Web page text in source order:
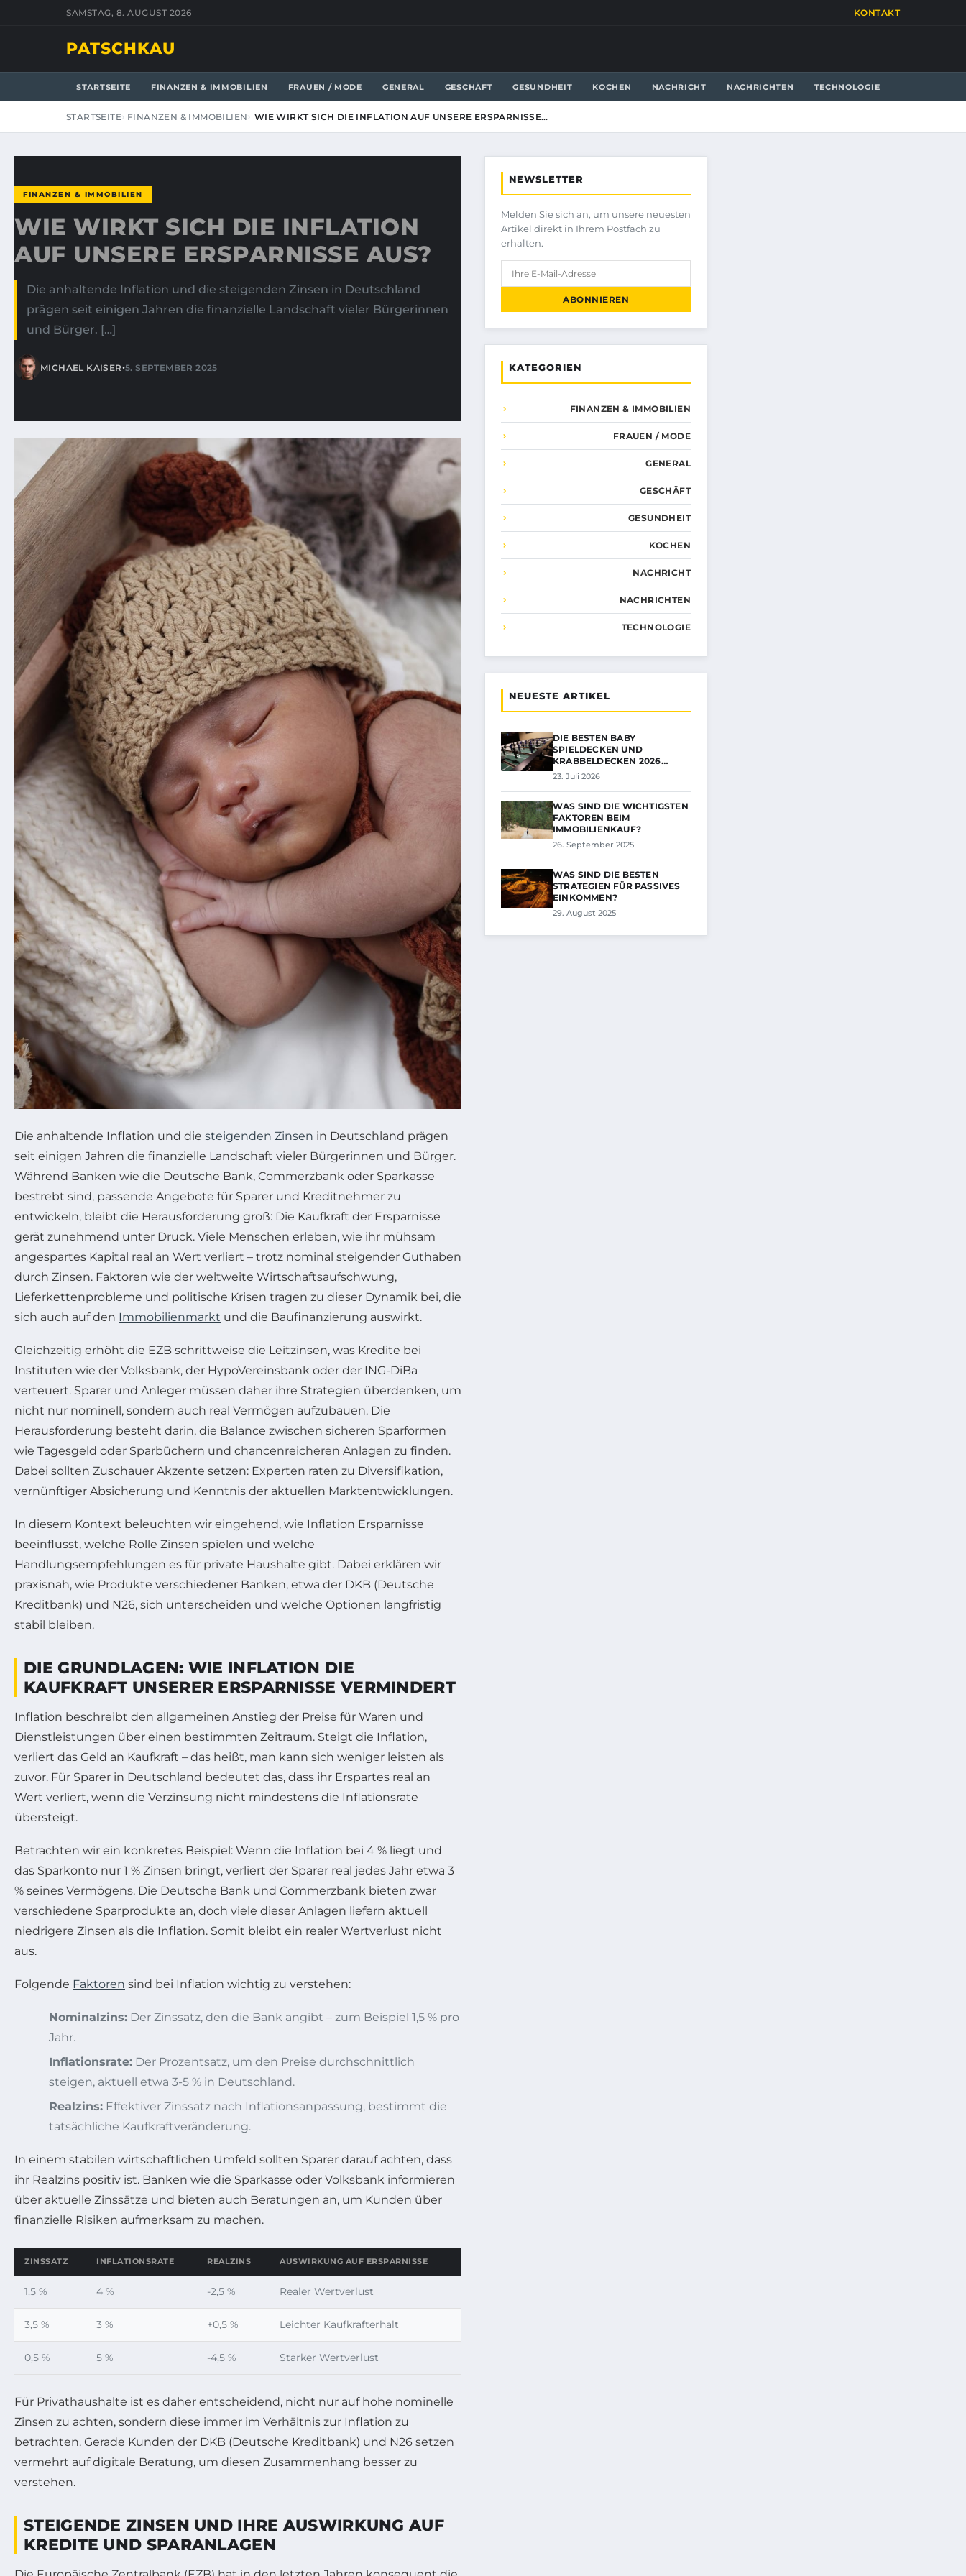
SAMSTAG, 8. AUGUST 2026 KONTAKT
PATSCHKAU
STARTSEITE FINANZEN & IMMOBILIEN FRAUEN / MODE GENERAL GESCHÄFT GESUNDHEIT KOCHEN NACHRICHT NACHRICHTEN TECHNOLOGIE
STARTSEITE FINANZEN & IMMOBILIEN WIE WIRKT SICH DIE INFLATION AUF UNSERE ERSPARNISSE…
FINANZEN & IMMOBILIEN
WIE WIRKT SICH DIE INFLATION
AUF UNSERE ERSPARNISSE AUS?
Die anhaltende Inflation und die steigenden Zinsen in Deutschland
prägen seit einigen Jahren die finanzielle Landschaft vieler Bürgerinnen
und Bürger. […]
MICHAEL KAISER•5. SEPTEMBER 2025
Die anhaltende Inflation und die steigenden Zinsen in Deutschland prägen
seit einigen Jahren die finanzielle Landschaft vieler Bürgerinnen und Bürger.
Während Banken wie die Deutsche Bank, Commerzbank oder Sparkasse
bestrebt sind, passende Angebote für Sparer und Kreditnehmer zu
entwickeln, bleibt die Herausforderung groß: Die Kaufkraft der Ersparnisse
gerät zunehmend unter Druck. Viele Menschen erleben, wie ihr mühsam
angespartes Kapital real an Wert verliert – trotz nominal steigender Guthaben
durch Zinsen. Faktoren wie der weltweite Wirtschaftsaufschwung,
Lieferkettenprobleme und politische Krisen tragen zu dieser Dynamik bei, die
sich auch auf den Immobilienmarkt und die Baufinanzierung auswirkt.
Gleichzeitig erhöht die EZB schrittweise die Leitzinsen, was Kredite bei
Instituten wie der Volksbank, der HypoVereinsbank oder der ING-DiBa
verteuert. Sparer und Anleger müssen daher ihre Strategien überdenken, um
nicht nur nominell, sondern auch real Vermögen aufzubauen. Die
Herausforderung besteht darin, die Balance zwischen sicheren Sparformen
wie Tagesgeld oder Sparbüchern und chancenreicheren Anlagen zu finden.
Dabei sollten Zuschauer Akzente setzen: Experten raten zu Diversifikation,
vernünftiger Absicherung und Kenntnis der aktuellen Marktentwicklungen.
In diesem Kontext beleuchten wir eingehend, wie Inflation Ersparnisse
beeinflusst, welche Rolle Zinsen spielen und welche
Handlungsempfehlungen es für private Haushalte gibt. Dabei erklären wir
praxisnah, wie Produkte verschiedener Banken, etwa der DKB (Deutsche
Kreditbank) und N26, sich unterscheiden und welche Optionen langfristig
stabil bleiben.
DIE GRUNDLAGEN: WIE INFLATION DIE
KAUFKRAFT UNSERER ERSPARNISSE VERMINDERT
Inflation beschreibt den allgemeinen Anstieg der Preise für Waren und
Dienstleistungen über einen bestimmten Zeitraum. Steigt die Inflation,
verliert das Geld an Kaufkraft – das heißt, man kann sich weniger leisten als
zuvor. Für Sparer in Deutschland bedeutet das, dass ihr Erspartes real an
Wert verliert, wenn die Verzinsung nicht mindestens die Inflationsrate
übersteigt.
Betrachten wir ein konkretes Beispiel: Wenn die Inflation bei 4 % liegt und
das Sparkonto nur 1 % Zinsen bringt, verliert der Sparer real jedes Jahr etwa 3
% seines Vermögens. Die Deutsche Bank und Commerzbank bieten zwar
verschiedene Sparprodukte an, doch viele dieser Anlagen liefern aktuell
niedrigere Zinsen als die Inflation. Somit bleibt ein realer Wertverlust nicht
aus.
Folgende Faktoren sind bei Inflation wichtig zu verstehen:
Nominalzins: Der Zinssatz, den die Bank angibt – zum Beispiel 1,5 % pro
Jahr.
Inflationsrate: Der Prozentsatz, um den Preise durchschnittlich
steigen, aktuell etwa 3-5 % in Deutschland.
Realzins: Effektiver Zinssatz nach Inflationsanpassung, bestimmt die
tatsächliche Kaufkraftveränderung.
In einem stabilen wirtschaftlichen Umfeld sollten Sparer darauf achten, dass
ihr Realzins positiv ist. Banken wie die Sparkasse oder Volksbank informieren
über aktuelle Zinssätze und bieten auch Beratungen an, um Kunden über
finanzielle Risiken aufmerksam zu machen.
ZINSSATZ INFLATIONSRATE REALZINS AUSWIRKUNG AUF ERSPARNISSE
1,5 % 4 % -2,5 % Realer Wertverlust
3,5 % 3 % +0,5 % Leichter Kaufkrafterhalt
0,5 % 5 % -4,5 % Starker Wertverlust
Für Privathaushalte ist es daher entscheidend, nicht nur auf hohe nominelle
Zinsen zu achten, sondern diese immer im Verhältnis zur Inflation zu
betrachten. Gerade Kunden der DKB (Deutsche Kreditbank) und N26 setzen
vermehrt auf digitale Beratung, um diesen Zusammenhang besser zu
verstehen.
STEIGENDE ZINSEN UND IHRE AUSWIRKUNG AUF
KREDITE UND SPARANLAGEN
NEWSLETTER
Melden Sie sich an, um unsere neuesten
Artikel direkt in Ihrem Postfach zu
erhalten.
ABONNIEREN
KATEGORIEN
FINANZEN & IMMOBILIEN
FRAUEN / MODE
GENERAL
GESCHÄFT
GESUNDHEIT
KOCHEN
NACHRICHT
NACHRICHTEN
TECHNOLOGIE
NEUESTE ARTIKEL
DIE BESTEN BABY
SPIELDECKEN UND
KRABBELDECKEN 2026…
23. Juli 2026
WAS SIND DIE WICHTIGSTEN
FAKTOREN BEIM
IMMOBILIENKAUF?
26. September 2025
WAS SIND DIE BESTEN
STRATEGIEN FÜR PASSIVES
EINKOMMEN?
29. August 2025